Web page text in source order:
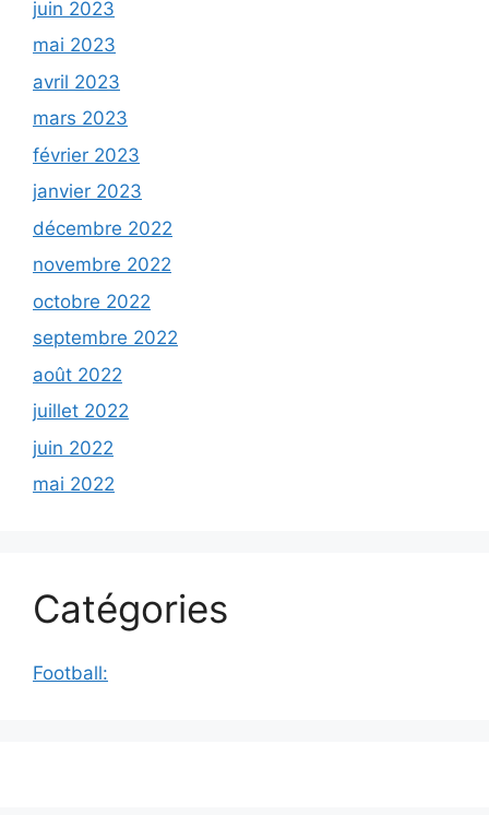
juin 2023
mai 2023
avril 2023
mars 2023
février 2023
janvier 2023
décembre 2022
novembre 2022
octobre 2022
septembre 2022
août 2022
juillet 2022
juin 2022
mai 2022
Catégories
Football: